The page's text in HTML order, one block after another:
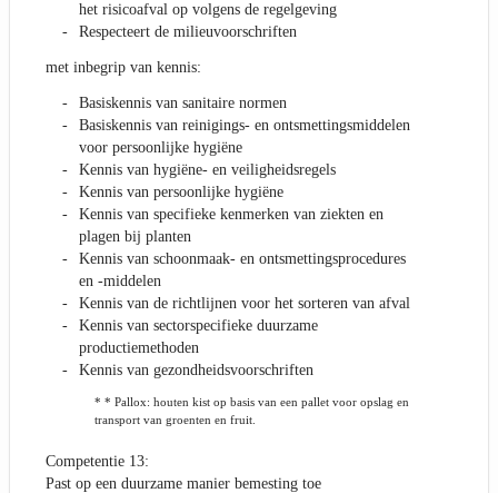
het risicoafval op volgens de regelgeving
Respecteert de milieuvoorschriften
met inbegrip van kennis:
Basiskennis van sanitaire normen
Basiskennis van reinigings- en ontsmettingsmiddelen
voor persoonlijke hygiëne
Kennis van hygiëne- en veiligheidsregels
Kennis van persoonlijke hygiëne
Kennis van specifieke kenmerken van ziekten en
plagen bij planten
Kennis van schoonmaak- en ontsmettingsprocedures
en -middelen
Kennis van de richtlijnen voor het sorteren van afval
Kennis van sectorspecifieke duurzame
productiemethoden
Kennis van gezondheidsvoorschriften
* * Pallox: houten kist op basis van een pallet voor opslag en
transport van groenten en fruit.
Competentie 13:
Past op een duurzame manier bemesting toe